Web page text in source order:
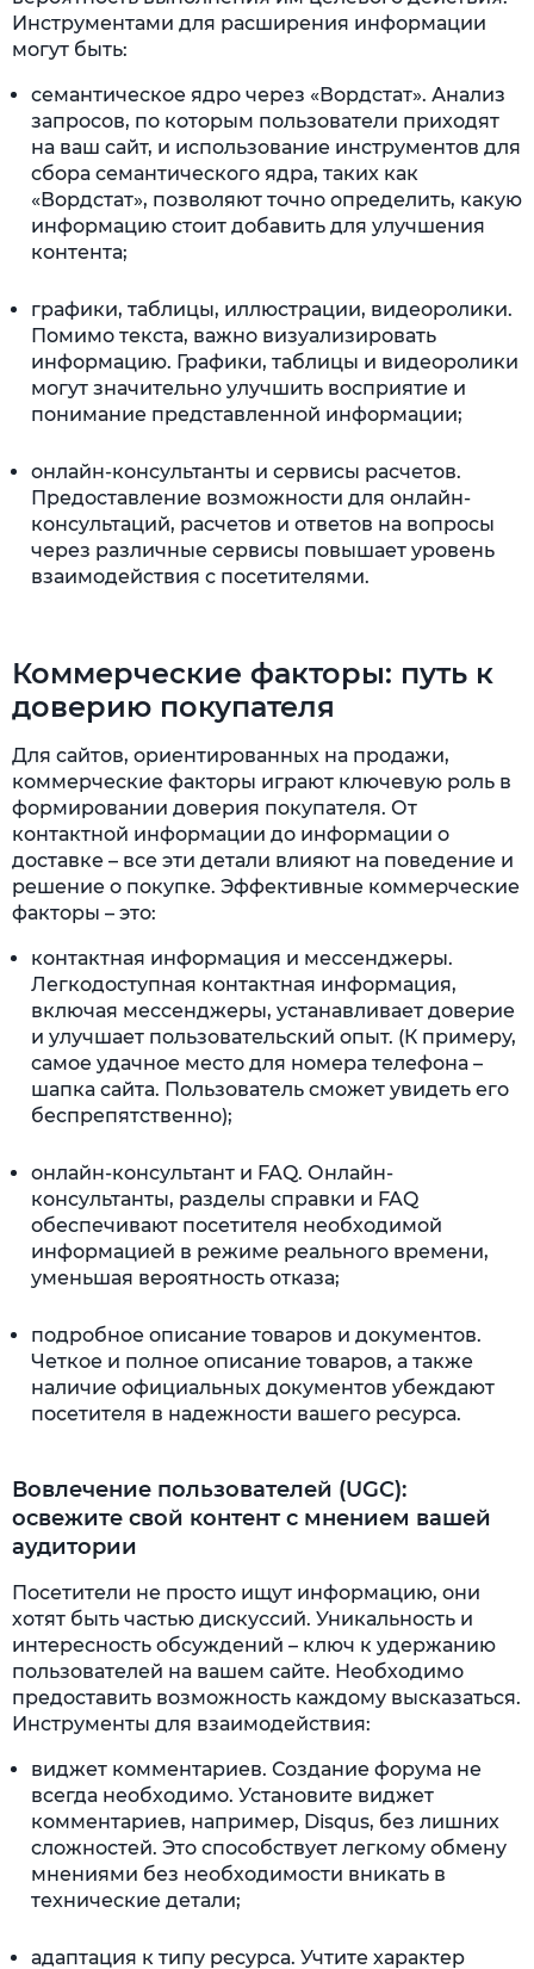
Инструментами для расширения информации
могут быть:
семантическое ядро через «Вордстат». Анализ
запросов, по которым пользователи приходят
на ваш сайт, и использование инструментов для
сбора семантического ядра, таких как
«Вордстат», позволяют точно определить, какую
информацию стоит добавить для улучшения
контента;
графики, таблицы, иллюстрации, видеоролики.
Помимо текста, важно визуализировать
информацию. Графики, таблицы и видеоролики
могут значительно улучшить восприятие и
понимание представленной информации;
онлайн-консультанты и сервисы расчетов.
Предоставление возможности для онлайн-
консультаций, расчетов и ответов на вопросы
через различные сервисы повышает уровень
взаимодействия с посетителями.
Коммерческие факторы: путь к
доверию покупателя
Для сайтов, ориентированных на продажи,
коммерческие факторы играют ключевую роль в
формировании доверия покупателя. От
контактной информации до информации о
доставке – все эти детали влияют на поведение и
решение о покупке. Эффективные коммерческие
факторы – это:
контактная информация и мессенджеры.
Легкодоступная контактная информация,
включая мессенджеры, устанавливает доверие
и улучшает пользовательский опыт. (К примеру,
самое удачное место для номера телефона –
шапка сайта. Пользователь сможет увидеть его
беспрепятственно);
онлайн-консультант и FAQ. Онлайн-
консультанты, разделы справки и FAQ
обеспечивают посетителя необходимой
информацией в режиме реального времени,
уменьшая вероятность отказа;
подробное описание товаров и документов.
Четкое и полное описание товаров, а также
наличие официальных документов убеждают
посетителя в надежности вашего ресурса.
Вовлечение пользователей (UGC):
освежите свой контент с мнением вашей
аудитории
Посетители не просто ищут информацию, они
хотят быть частью дискуссий. Уникальность и
интересность обсуждений – ключ к удержанию
пользователей на вашем сайте. Необходимо
предоставить возможность каждому высказаться.
Инструменты для взаимодействия:
виджет комментариев. Создание форума не
всегда необходимо. Установите виджет
комментариев, например, Disqus, без лишних
сложностей. Это способствует легкому обмену
мнениями без необходимости вникать в
технические детали;
адаптация к типу ресурса. Учтите характер